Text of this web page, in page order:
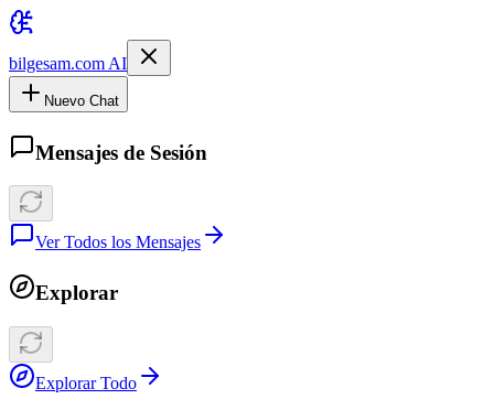
bilgesam.com AI
Nuevo Chat
Mensajes de Sesión
Ver Todos los Mensajes
Explorar
Explorar Todo